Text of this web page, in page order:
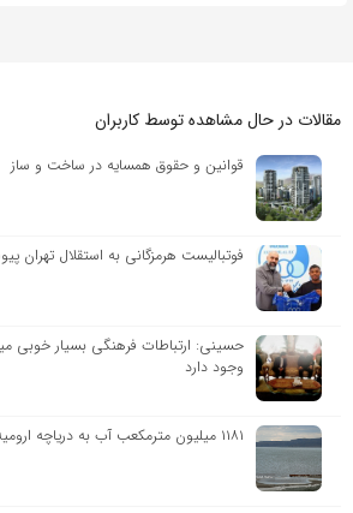
مقالات در حال مشاهده توسط کاربران
قوانین و حقوق همسایه در ساخت و ساز
فوتبالیست هرمزگانی به استقلال تهران
حسینی: ارتباطات فرهنگی بسیار خوبی
وجود دارد
۱۱۸۱ میلیون مترمکعب آب به دریاچه ارومیه رهاسازی شد